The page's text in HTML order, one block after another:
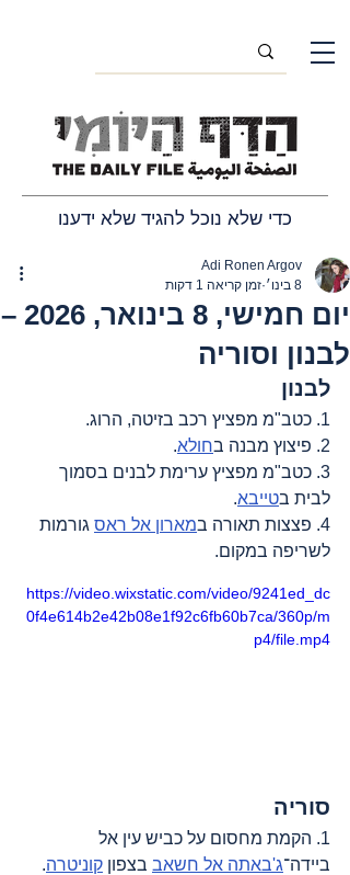
כדי שלא נוכל להגיד שלא ידענו
יום חמישי, 8 בינואר, 2026 –
לבנון וסוריה
Adi Ronen Argov
8 בינו׳
זמן קריאה 1 דקות
לבנון
1. כטב"מ מפציץ רכב בזיטה, הרוג.
2. פיצוץ מבנה ב
חולא.
3. כטב"מ מפציץ ערימת לבנים בסמוך
לבית בטייבא.
4. פצצות תאורה ב
מארון אל ראס גורמות
לשריפה במקום.
https://video.wixstatic.com/video/9241ed_dc
0f4e614b2e42b08e1f92c6fb60b7ca/360p/m
p4/file.mp4
סוריה
1. הקמת מחסום על כביש עין אל
ביידה־ג'באתה אל חשאב בצפון קוניטרה.